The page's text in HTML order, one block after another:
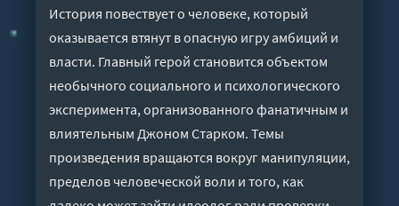
История повествует о человеке, который
оказывается втянут в опасную игру амбиций и
власти. Главный герой становится объектом
необычного социального и психологического
эксперимента, организованного фанатичным и
влиятельным Джоном Старком. Темы
произведения вращаются вокруг манипуляции,
пределов человеческой воли и того, как